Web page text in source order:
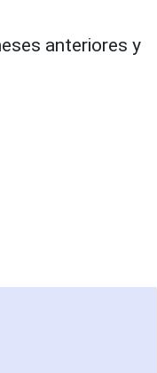
anteriores y